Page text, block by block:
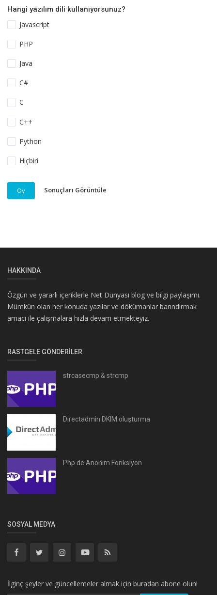
Hangi yazılım dili kullanıyorsunuz?
Javascript
PHP
Java
C#
C
C++
Python
Hiçbiri
Oy Sonuçları Görüntüle
HAKKINDA
Özgün ve yararlı içeriklerle Net Dünyası blog ve bilgi paylaşımı.
Mümkün olan her konuda yazılar ve dökümanlar barındırmak
amacı ile çalışmalara hızla devam etmekteyiz.
RASTGELE GÖNDERILER
strcasecmp & strcmp
Directadmin DKIM oluşturma
Php de Anonim Fonksiyon
SOSYAL MEDYA
İlginç şeyler ve güncellemeler almak için buradan abone olun!